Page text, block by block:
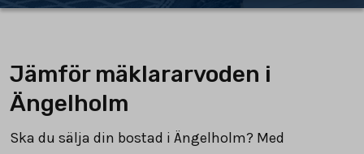
Jämför mäklararvoden i
Ängelholm
Ska du sälja din bostad i Ängelholm? Med